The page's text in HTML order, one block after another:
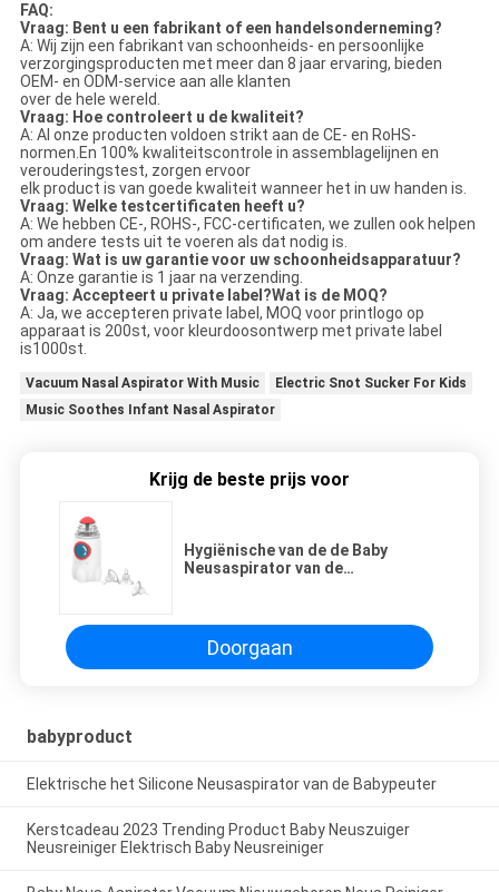
FAQ:
Vraag: Bent u een fabrikant of een handelsonderneming?
A: Wij zijn een fabrikant van schoonheids- en persoonlijke
verzorgingsproducten met meer dan 8 jaar ervaring, bieden
OEM- en ODM-service aan alle klanten
over de hele wereld.
Vraag: Hoe controleert u de kwaliteit?
A: Al onze producten voldoen strikt aan de CE- en RoHS-
normen.En 100% kwaliteitscontrole in assemblagelijnen en
verouderingstest, zorgen ervoor
elk product is van goede kwaliteit wanneer het in uw handen is.
Vraag: Welke testcertificaten heeft u?
A: We hebben CE-, ROHS-, FCC-certificaten, we zullen ook helpen
om andere tests uit te voeren als dat nodig is.
Vraag: Wat is uw garantie voor uw schoonheidsapparatuur?
A: Onze garantie is 1 jaar na verzending.
Vraag: Accepteert u private label?Wat is de MOQ?
A: Ja, we accepteren private label, MOQ voor printlogo op
apparaat is 200st, voor kleurdoosontwerp met private label
is1000st.
Vacuum Nasal Aspirator With Music
Electric Snot Sucker For Kids
Music Soothes Infant Nasal Aspirator
Krijg de beste prijs voor
Hygiënische van de de Baby
Neusaspirator van de
Plukkerszuiging van Booger het
Snotuitloper voor Congestiehulp
Doorgaan
babyproduct
Elektrische het Silicone Neusaspirator van de Babypeuter
Kerstcadeau 2023 Trending Product Baby Neuszuiger
Neusreiniger Elektrisch Baby Neusreiniger